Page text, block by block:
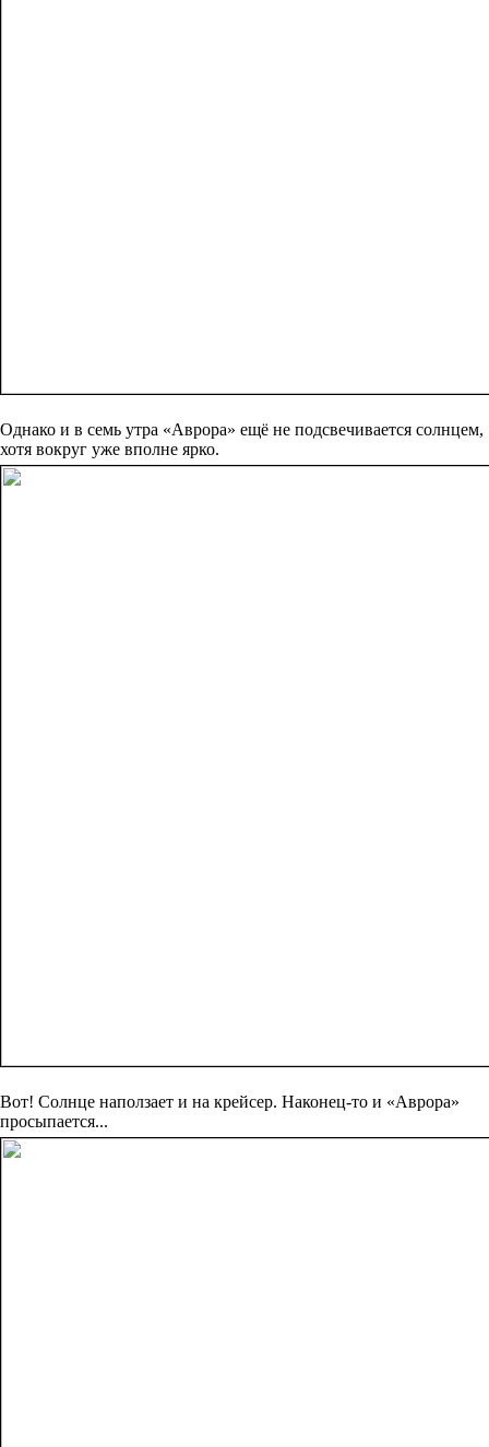
Однако и в семь утра «Аврора» ещё не подсвечивается солнцем,
хотя вокруг уже вполне ярко.
Вот! Солнце наползает и на крейсер. Наконец-то и «Аврора»
просыпается...